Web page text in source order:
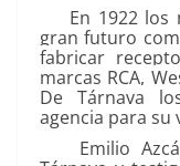
En 1922 los
gran futuro
fabricar
marcas RCA,
De Tárnava
agencia para su
Emilio